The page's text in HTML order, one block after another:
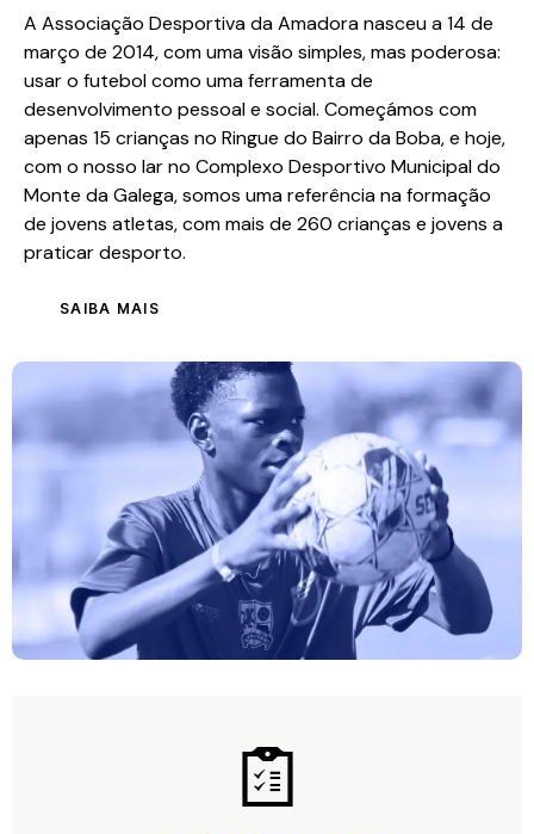
A Associação Desportiva da Amadora nasceu a 14 de
março de 2014, com uma visão simples, mas poderosa:
usar o futebol como uma ferramenta de
desenvolvimento pessoal e social. Começámos com
apenas 15 crianças no Ringue do Bairro da Boba, e hoje,
com o nosso lar no Complexo Desportivo Municipal do
Monte da Galega, somos uma referência na formação
de jovens atletas, com mais de 260 crianças e jovens a
praticar desporto.
SAIBA MAIS